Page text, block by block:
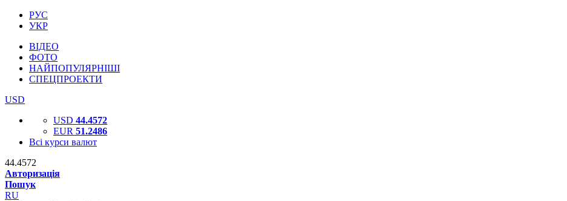
РУС
УКР
ВІДЕО
ФОТО
НАЙПОПУЛЯРНІШІ
СПЕЦПРОЕКТИ
USD
USD 44.4572
EUR 51.2486
Всі курси валют
44.4572
Авторизація
Пошук
RU